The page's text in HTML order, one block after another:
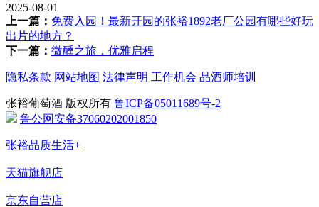
2025-08-01
上一篇： 免费入园！最新开园的张裕1892老厂公园有哪些好玩
出片的地方？
下一篇： 微醺之旅，优雅启程
隐私条款 网站地图 法律声明 工作机会 品酒师培训
张裕葡萄酒 版权所有 鲁ICP备05011689号-2
鲁公网安备37060202001850
张裕品质生活+
天猫旗舰店
京东自营店